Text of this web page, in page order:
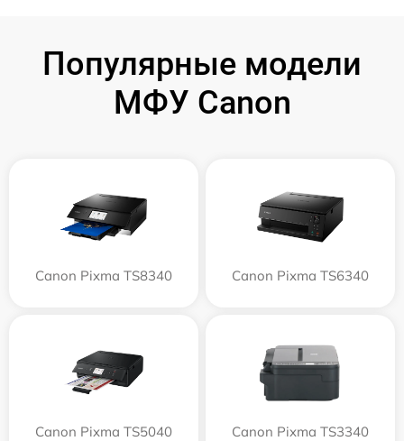
Популярные модели
МФУ Canon
Canon Pixma TS8340 Canon Pixma TS6340
Canon Pixma TS5040 Canon Pixma TS3340